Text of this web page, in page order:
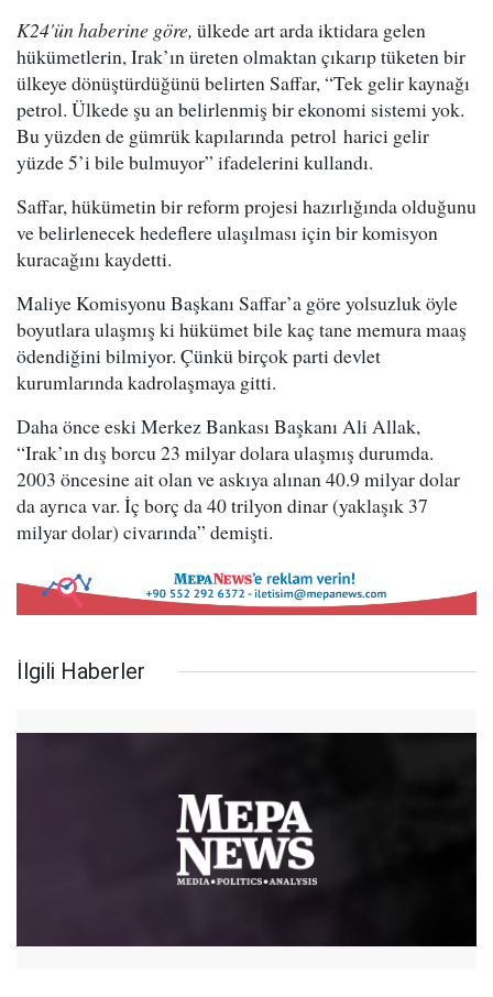
K24'ün haberine göre, ülkede art arda iktidara gelen
hükümetlerin, Irak’ın üreten olmaktan çıkarıp tüketen bir
ülkeye dönüştürdüğünü belirten Saffar, “Tek gelir kaynağı
petrol. Ülkede şu an belirlenmiş bir ekonomi sistemi yok.
Bu yüzden de gümrük kapılarında petrol harici gelir
yüzde 5’i bile bulmuyor” ifadelerini kullandı.
Saffar, hükümetin bir reform projesi hazırlığında olduğunu
ve belirlenecek hedeflere ulaşılması için bir komisyon
kuracağını kaydetti.
Maliye Komisyonu Başkanı Saffar’a göre yolsuzluk öyle
boyutlara ulaşmış ki hükümet bile kaç tane memura maaş
ödendiğini bilmiyor. Çünkü birçok parti devlet
kurumlarında kadrolaşmaya gitti.
Daha önce eski Merkez Bankası Başkanı Ali Allak,
“Irak’ın dış borcu 23 milyar dolara ulaşmış durumda.
2003 öncesine ait olan ve askıya alınan 40.9 milyar dolar
da ayrıca var. İç borç da 40 trilyon dinar (yaklaşık 37
milyar dolar) civarında” demişti.
İlgili Haberler